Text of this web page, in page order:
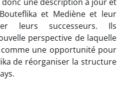
et Mediène et leur
leurs successeurs. Ils
perspective de laquelle
une opportunité pour
de réorganiser la structure